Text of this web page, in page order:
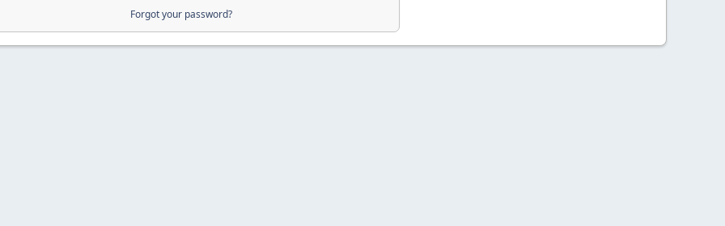
Forgot your password?